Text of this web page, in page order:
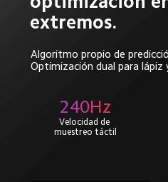
extremos.
Algoritmo propio de
Optimización dual para lápiz
240Hz
Velocidad de
muestreo táctil